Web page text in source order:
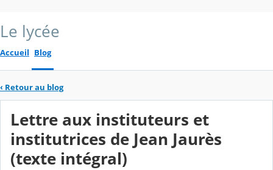
Le lycée
Accueil Blog
‹ Retour au blog
Lettre aux instituteurs et
institutrices de Jean Jaurès
(texte intégral)